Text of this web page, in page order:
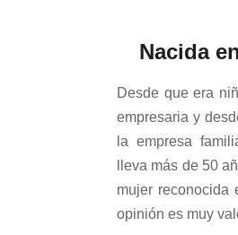
Nacida
Desde que era
empresaria y
la empresa
lleva más de 50
mujer reconocida
opinión es muy